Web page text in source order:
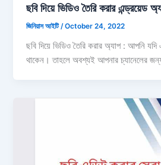
ছবি দিয়ে ভিডিও তৈরি করার এন্ড্রয়েড
জিনিয়াস আইটি /October 24, 2022
ছবি দিয়ে ভিডিও তৈরি করার অ্যাপ : আপনি
থাকেন। তাহলে অবশ্যই আপনার চ্যানেলের